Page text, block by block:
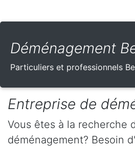
Déménagement
Particuliers et professionnels
Entreprise de
Vous êtes à la recherche
déménagement? Besoin